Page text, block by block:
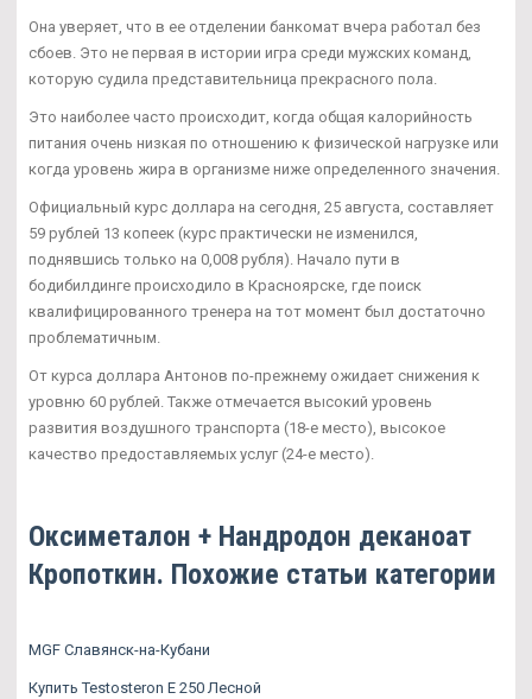
Она уверяет, что в ее отделении банкомат вчера работал без
сбоев. Это не первая в истории игра среди мужских команд,
которую судила представительница прекрасного пола.
Это наиболее часто происходит, когда общая калорийность
питания очень низкая по отношению к физической нагрузке или
когда уровень жира в организме ниже определенного значения.
Официальный курс доллара на сегодня, 25 августа, составляет
59 рублей 13 копеек (курс практически не изменился,
поднявшись только на 0,008 рубля). Начало пути в
бодибилдинге происходило в Красноярске, где поиск
квалифицированного тренера на тот момент был достаточно
проблематичным.
От курса доллара Антонов по-прежнему ожидает снижения к
уровню 60 рублей. Также отмечается высокий уровень
развития воздушного транспорта (18-е место), высокое
качество предоставляемых услуг (24-е место).
Оксиметалон + Нандродон деканоат
Кропоткин. Похожие статьи категории
MGF Славянск-на-Кубани
Купить Testosteron E 250 Лесной